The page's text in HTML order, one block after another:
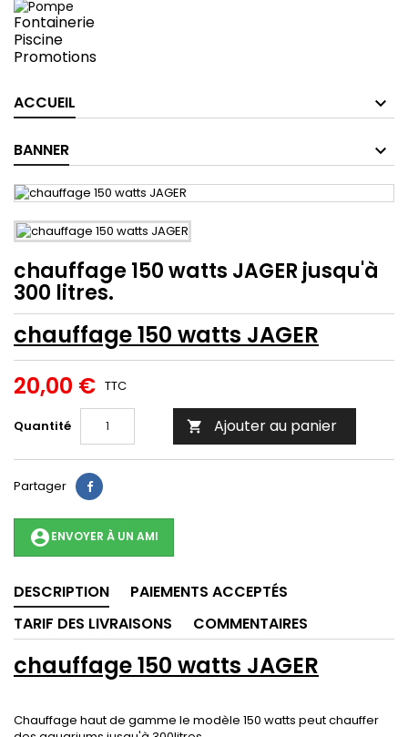
Fontainerie
Piscine
Promotions
ACCUEIL
BANNER
chauffage 150 watts JAGER jusqu'à
300 litres.
chauffage 150 watts JAGER
20,00 € TTC
Quantité  Ajouter au panier
Partager
account_circleENVOYER À UN AMI
DESCRIPTION
PAIEMENTS ACCEPTÉS
TARIF DES LIVRAISONS
COMMENTAIRES
chauffage 150 watts JAGER
Chauffage haut de gamme le modèle 150 watts peut chauffer